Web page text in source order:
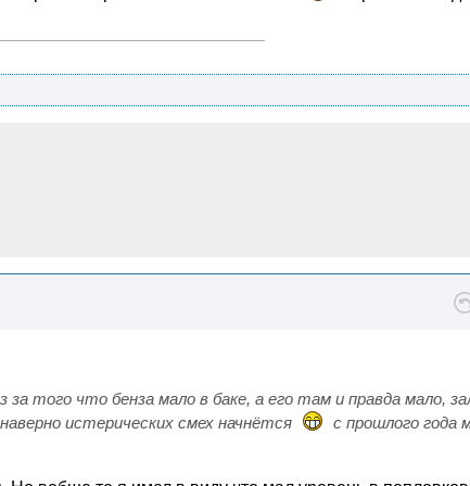
того что бенза мало в баке, а его там и правда мало,
истерических смех начнётся
с прошлого года